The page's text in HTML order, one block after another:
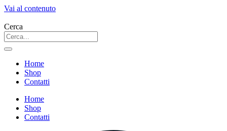
Vai al contenuto
Cerca
Home
Shop
Contatti
Home
Shop
Contatti